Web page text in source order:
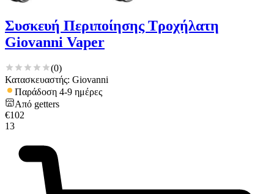
Συσκευή Περιποίησης Τροχήλατη
Giovanni Vaper
(0)
Κατασκευαστής: Giovanni
Παράδοση 4-9 ημέρες
Από getters
€102
13